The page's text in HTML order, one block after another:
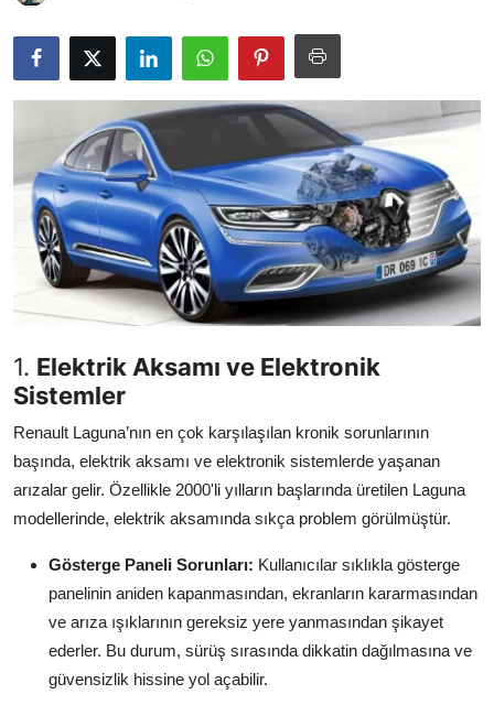
İkinci El & Alım-Satım
Bakım & Arıza Çözümleri
Elektrikli & Hibrit
Kiralama & Filo
Sürüş & Güvenlik
Lastik & Jant
Yağlar & Sıvılar
LPG & Yakıt
Elektrik & Akü
Klima & Konfor
Şanzıman & Aktarma
Dizel Sistemler
Multimedya & Elektronik
1. Elektrik Aksamı ve Elektronik
Sistemler
Renault Laguna’nın en çok karşılaşılan kronik sorunlarının
başında, elektrik aksamı ve elektronik sistemlerde yaşanan
arızalar gelir. Özellikle 2000'li yılların başlarında üretilen Laguna
modellerinde, elektrik aksamında sıkça problem görülmüştür.
Gösterge Paneli Sorunları: Kullanıcılar sıklıkla gösterge
panelinin aniden kapanmasından, ekranların kararmasından
ve arıza ışıklarının gereksiz yere yanmasından şikayet
ederler. Bu durum, sürüş sırasında dikkatin dağılmasına ve
güvensizlik hissine yol açabilir.